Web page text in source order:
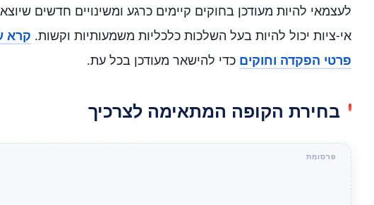
לעצמאי להיות מעודכן בחוקים קיימים כרגע ומשינויים חדשים
אי-ציות יכול להיות בעל השלכות כלכליות משמעותיות וקשות. קרא
פרטי הפקדה וחוקים כדי להישאר מעודכן בכל עת.
בחירת הקופה המתאימה לצרכיך